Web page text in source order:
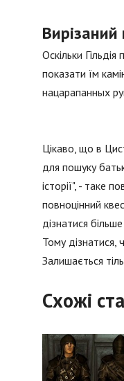
Вирізаний
Оскільки
показати їм
нацарапанных
Цікаво, що в
для пошуку
історії", - таке
повноцінний
дізнатися
Тому дізнатися,
Залишається
Схожі